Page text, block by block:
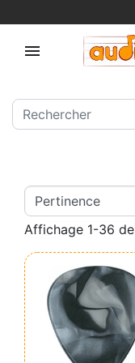

Affichage 1-36